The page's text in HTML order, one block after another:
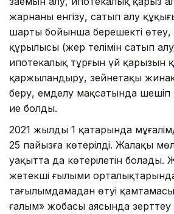
жарнаны енгізу, сатып алу
шарты бойынша берешекті
құрылысы (жер телімін сатып
ипотекалық тұрғын үй қарызын
қаржыландыру, зейнетақы
беру, емделу мақсатында шешіп
ие болды.
2021 жылдың 1 қаңтарында
25 пайызға көтерілді. Жалақы
уақытта да көтерілетін болады.
жетекші ғылыми
тағылымдамадан өтуі
ғалым» жобасы аясында зерттеу